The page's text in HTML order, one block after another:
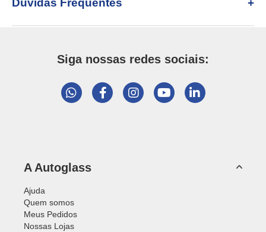
Dúvidas Frequentes
Siga nossas redes sociais:
A Autoglass
Ajuda
Quem somos
Meus Pedidos
Nossas Lojas